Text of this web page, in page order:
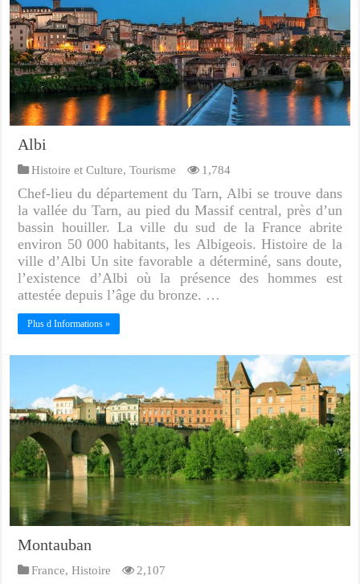
Albi
Histoire et Culture,Tourisme 1,784
Chef-lieu du département du Tarn, Albi se trouve dans
la vallée du Tarn, au pied du Massif central, près d’un
bassin houiller. La ville du sud de la France abrite
environ 50 000 habitants, les Albigeois. Histoire de la
ville d’Albi Un site favorable a déterminé, sans doute,
l’existence d’Albi où la présence des hommes est
attestée depuis l’âge du bronze. …
Plus d Informations »
Montauban
France,Histoire 2,107